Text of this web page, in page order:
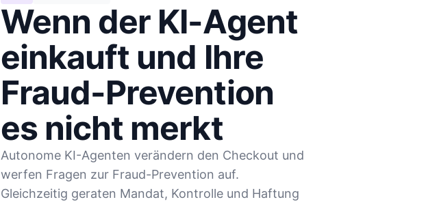
Wenn der KI-Agent
einkauft und Ihre
Fraud-Prevention
es nicht merkt
Autonome KI-Agenten verändern den Checkout und
werfen Fragen zur Fraud-Prevention auf.
Gleichzeitig geraten Mandat, Kontrolle und Haftung